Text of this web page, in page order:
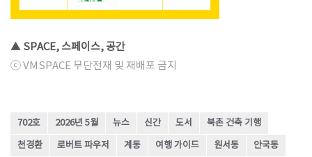
▲ SPACE, 스페이스, 공간
ⓒ VMSPACE 무단전재 및 재배포 금지
702호 2026년 5월 뉴스 신간 도서 북촌 건축 기행
천경환 로버트 파우저 계동 여행 가이드 원서동 안국동